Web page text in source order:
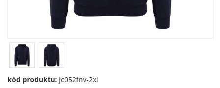
kód produktu: jc052fnv-2xl